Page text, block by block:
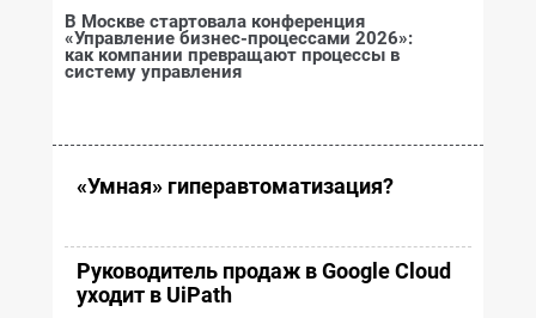
В Москве стартовала конференция
«Управление бизнес-процессами 2026»:
как компании превращают процессы в
систему управления
«Умная» гиперавтоматизация?
Руководитель продаж в Google Cloud
уходит в UiPath